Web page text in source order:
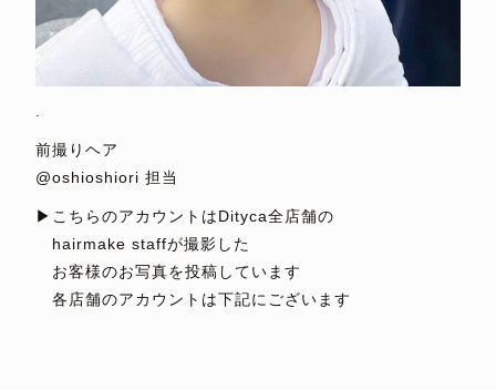
前撮りヘア
@oshioshiori 担当
▶︎こちらのアカウントはDityca全店舗の
hairmake staffが撮影した
お客様のお写真を投稿しています
各店舗のアカウントは下記にございます